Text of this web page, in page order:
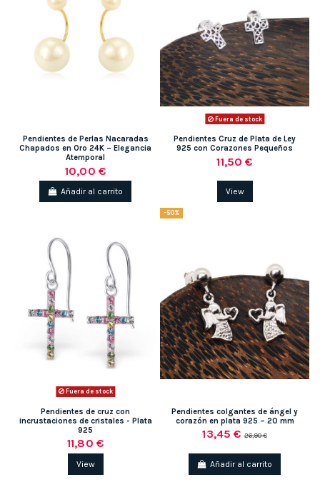
Pendientes de Perlas Nacaradas
Chapados en Oro 24K – Elegancia
Atemporal
10,00 €
Añadir al carrito
Fuera de stock
Pendientes Cruz de Plata de Ley
925 con Corazones Pequeños
11,50 €
View
Fuera de stock
Pendientes de cruz con
incrustaciones de cristales - Plata
925
11,80 €
View
-50%
Pendientes colgantes de ángel y
corazón en plata 925 – 20 mm
13,45 €26,90 €
Añadir al carrito